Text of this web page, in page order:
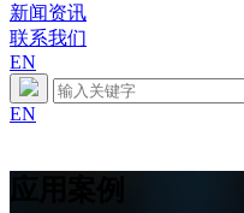
新闻资讯
联系我们
EN
EN